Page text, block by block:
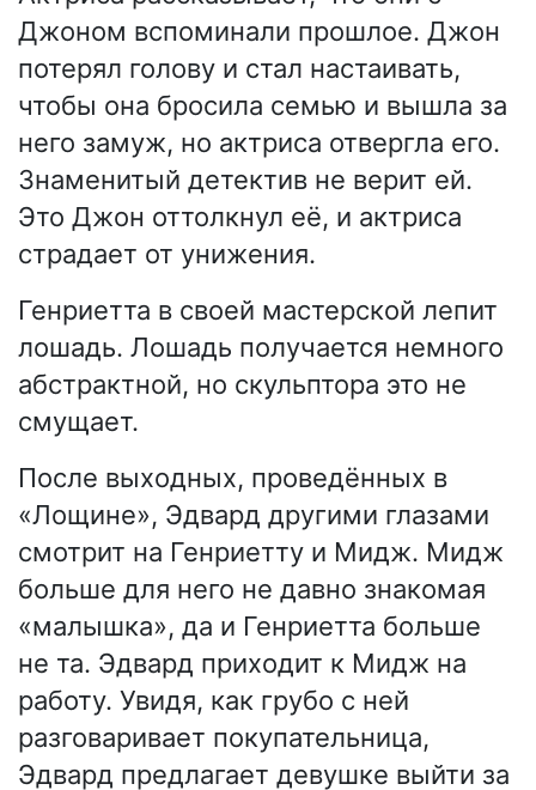
Джоном вспоминали прошлое. Джон
потерял голову и стал настаивать,
чтобы она бросила семью и вышла за
него замуж, но актриса отвергла его.
Знаменитый детектив не верит ей.
Это Джон оттолкнул её, и актриса
страдает от унижения.
Генриетта в своей мастерской лепит
лошадь. Лошадь получается немного
абстрактной, но скульптора это не
смущает.
После выходных, проведённых в
«Лощине», Эдвард другими глазами
смотрит на Генриетту и Мидж. Мидж
больше для него не давно знакомая
«малышка», да и Генриетта больше
не та. Эдвард приходит к Мидж на
работу. Увидя, как грубо с ней
разговаривает покупательница,
Эдвард предлагает девушке выйти за